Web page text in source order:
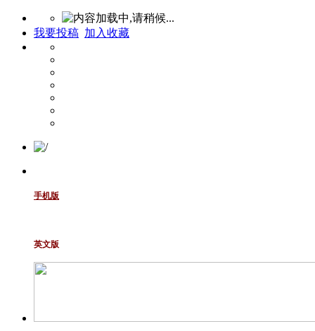
我要投稿 加入收藏
手机版
英文版